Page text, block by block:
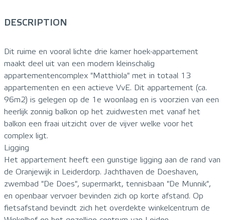
DESCRIPTION
Dit ruime en vooral lichte drie kamer hoek-appartement
maakt deel uit van een modern kleinschalig
appartementencomplex "Matthiola" met in totaal 13
appartementen en een actieve VvE. Dit appartement (ca.
96m2) is gelegen op de 1e woonlaag en is voorzien van een
heerlijk zonnig balkon op het zuidwesten met vanaf het
balkon een fraai uitzicht over de vijver welke voor het
complex ligt.
Ligging
Het appartement heeft een gunstige ligging aan de rand van
de Oranjewijk in Leiderdorp. Jachthaven de Doeshaven,
zwembad "De Does", supermarkt, tennisbaan "De Munnik",
en openbaar vervoer bevinden zich op korte afstand. Op
fietsafstand bevindt zich het overdekte winkelcentrum de